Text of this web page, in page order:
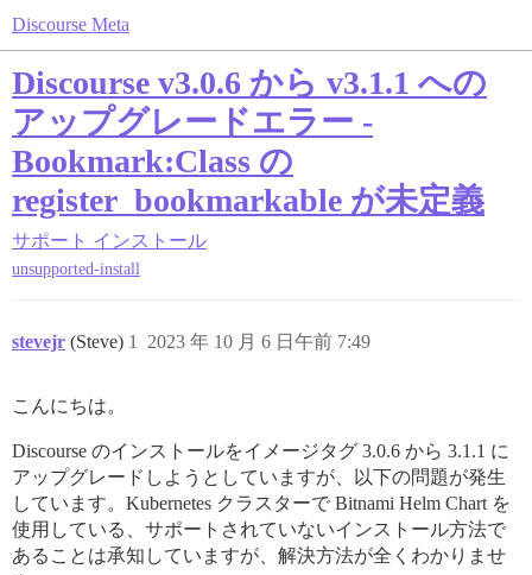
Discourse Meta
Discourse v3.0.6 から v3.1.1 への
アップグレードエラー -
Bookmark:Class の
register_bookmarkable が未定義
サポート インストール
unsupported-install
stevejr (Steve) 2023 年 10 月 6 日午前 7:49
1
こんにちは。
Discourse のインストールをイメージタグ 3.0.6 から 3.1.1 に
アップグレードしようとしていますが、以下の問題が発生
しています。Kubernetes クラスターで Bitnami Helm Chart を
使用している、サポートされていないインストール方法で
あることは承知していますが、解決方法が全くわかりませ